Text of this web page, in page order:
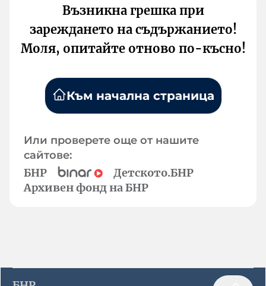
Възникна грешка при
зареждането на съдържанието!
Моля, опитайте отново по-късно!
Към начална страница
Или проверете още от нашите
сайтове:
БНР
Детското.БНР
Архивен фонд на БНР